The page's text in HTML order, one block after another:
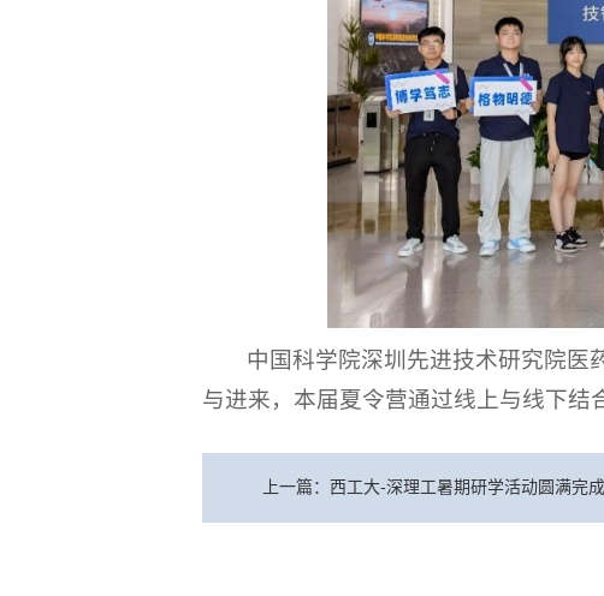
中国科学院深圳先进技术研究院医
与进来，本届夏令营通过线上与线下结
上一篇：西工大-深理工暑期研学活动圆满完成